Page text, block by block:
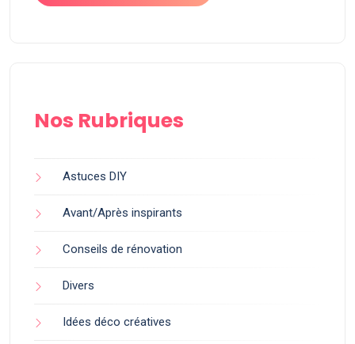
Nos Rubriques
Astuces DIY
Avant/Après inspirants
Conseils de rénovation
Divers
Idées déco créatives